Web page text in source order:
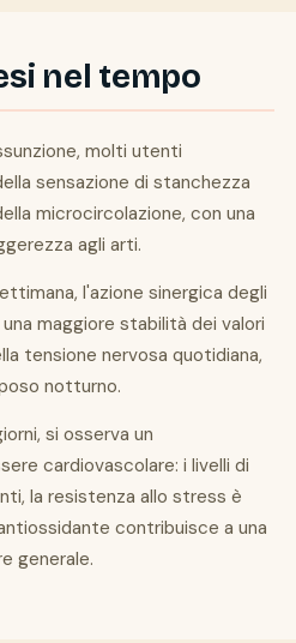
nel tempo
molti utenti
sensazione di stanchezza
microcircolazione, con una
agli arti.
l'azione sinergica degli
maggiore stabilità dei valori
tensione nervosa quotidiana,
notturno.
si osserva un
cardiovascolare: i livelli di
la resistenza allo stress è
contribuisce a una
generale.